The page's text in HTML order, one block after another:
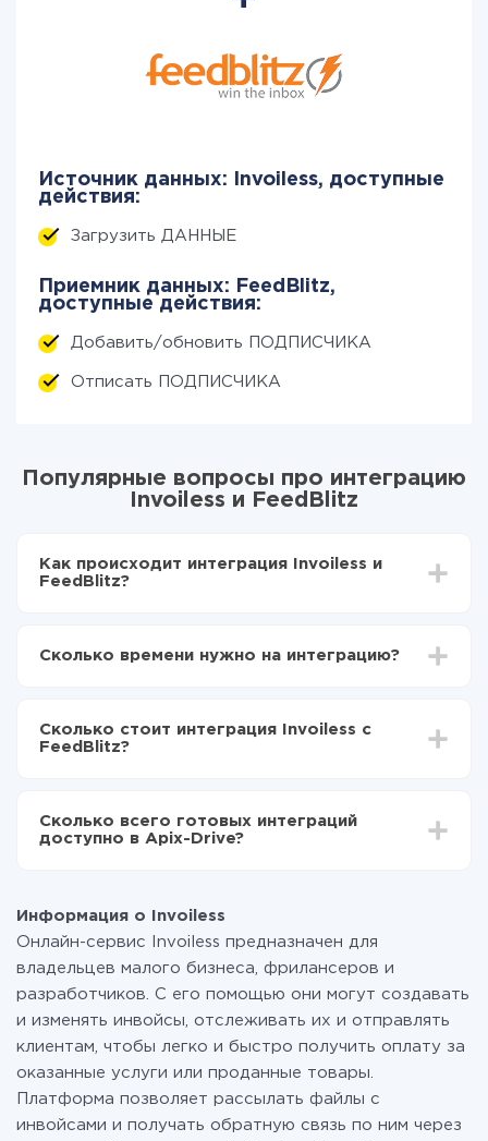
Источник данных: Invoiless, доступные
действия:
Загрузить ДАННЫЕ
Приемник данных: FeedBlitz,
доступные действия:
Добавить/обновить ПОДПИСЧИКА
Отписать ПОДПИСЧИКА
Популярные вопросы про интеграцию
Invoiless и FeedBlitz
Как происходит интеграция Invoiless и
FeedBlitz?
Выбираете какие данные передавать из Invoiless
Теперь данные будут автоматически
передаваться из Invoiless в FeedBlitz
Сколько времени нужно на интеграцию?
отличаться и составлять от 5-ти до 30-минут. В
среднем настройка занимает 10-15 минут.
Сколько стоит интеграция Invoiless с
FeedBlitz?
функционал. Вы оплачиваете только количество
данных, которые по факту передаются из одной
перейти на платный, при необходимости. Подробнее
отарифах.
Сколько всего готовых интеграций
доступно в Apix-Drive?
Информация о Invoiless
Онлайн-сервис Invoiless предназначен для
владельцев малого бизнеса, фрилансеров и
разработчиков. С его помощью они могут создавать
и изменять инвойсы, отслеживать их и отправлять
клиентам, чтобы легко и быстро получить оплату за
оказанные услуги или проданные товары.
Платформа позволяет рассылать файлы с
инвойсами и получать обратную связь по ним через